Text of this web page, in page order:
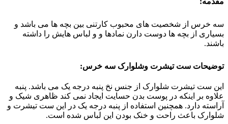
سه خرس از شخصیت های محبوب کارتنی بین بچه ها می باشد و
بسیاری از بچه ها دوست دارن نمادها و و لباس هایش را داشته
باشند.
توضیحات ست تیشرت وشلوارک سه خرس:
این ست تیشرت شلوارک از جنس نخ پنبه درجه یک می باشد. پنبه
علاوه بر اینکه در پوست بدن حسایت ایجاد نمی کند ظاهری شیک و
آراسته دارد. همچنین استفاده از پنبه درجه یک در این ست تیشرت و
شلوارک باعث راحت و خنک بودن این لباس شده است.